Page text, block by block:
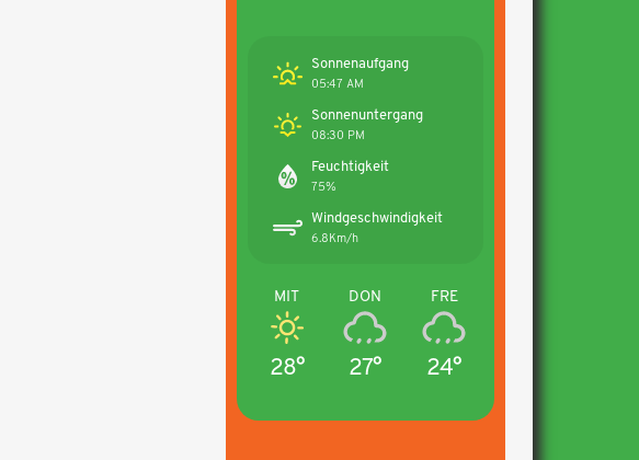
Sonnenaufgang
05:47 AM
Sonnenuntergang
08:30 PM
Feuchtigkeit
75%
Windgeschwindigkeit
6.8Km/h
MIT
28°
DON
27°
FRE
24°